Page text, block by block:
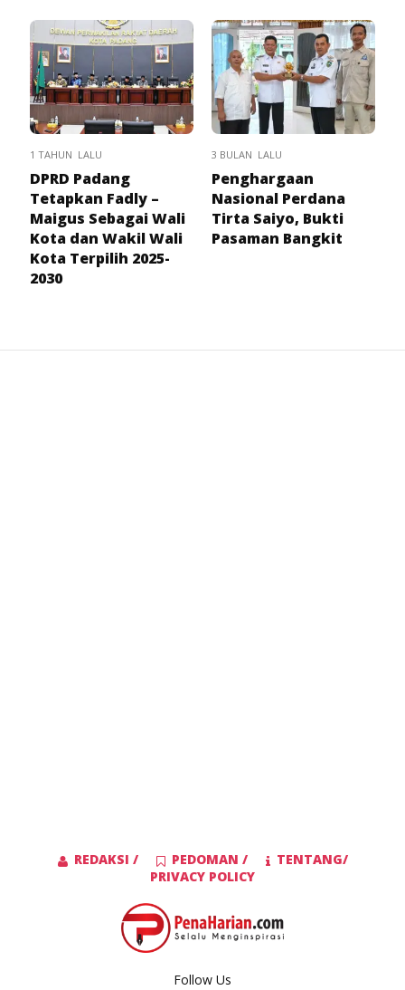
1 TAHUN LALU
DPRD Padang
Tetapkan Fadly –
Maigus Sebagai Wali
Kota dan Wakil Wali
Kota Terpilih 2025-
2030
3 BULAN LALU
Penghargaan
Nasional Perdana
Tirta Saiyo, Bukti
Pasaman Bangkit
REDAKSI / PEDOMAN /
TENTANG/
PRIVACY POLICY
Follow Us